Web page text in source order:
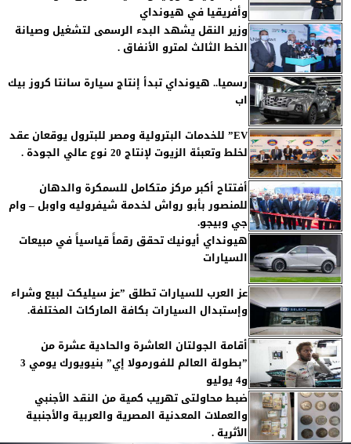
وأفريقيا في هيونداي
وزير النقل يشهد البدء الرسمى لتشغيل وصيانة
الخط الثالث لمترو الأنفاق .
رسميا.. هيونداي تبدأ إنتاج سيارة سانتا كروز بيك
اب
EV” للخدمات البترولية ومصر للبترول يوقعان عقد
لخلط وتعبئة الزيوت لإنتاج 20 نوع عالي الجودة .
أفتتاح أكبر مركز متكامل للسمكرة والدهان
للمنصور بأبو رواش لخدمة شيفروليه واوبل – وام
جي وبيجو.
هيونداي أيونيك تحقق رقماً قياسياً في مبيعات
السيارات
عز العرب للسيارات تطلق ”عز سيليكت لبيع وشراء
وإستبدال السيارات بكافة الماركات المختلفة.
أقامة الجولتان العاشرة والحادية عشرة من
”بطولة العالم للفورمولا إي” بنيويورك يومي 3
و4 يوليو
ضبط محاولتى تهريب كمية من النقد الأجنبي
والعملات المعدنية المصرية والعربية والأجنبية
الأثرية .